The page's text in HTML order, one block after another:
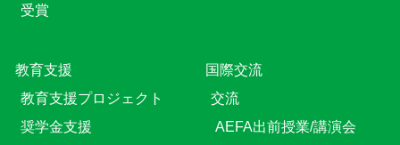
受賞
教育⽀援
教育⽀援プロジェクト
奨学金支援
国際交流
交流
AEFA出前授業/講演会